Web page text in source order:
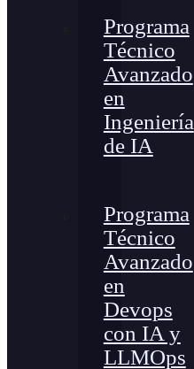
Programa
Técnico
Avanzado
en
Ingeniería
de IA
Programa
Técnico
Avanzado
en
Devops
con IA y
LLMOps